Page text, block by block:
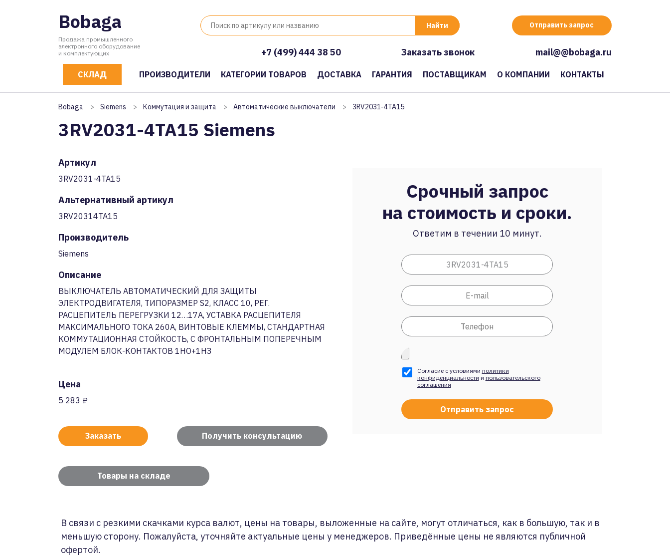
Bobaga
Продажа промышленного
электронного оборудование
и комплектующих
Отправить запрос
+7 (499) 444 38 50 Заказать звонок mail@@bobaga.ru
СКЛАД ПРОИЗВОДИТЕЛИ КАТЕГОРИИ ТОВАРОВ ДОСТАВКА ГАРАНТИЯ ПОСТАВЩИКАМ О КОМПАНИИ КОНТАКТЫ
Bobaga > Siemens > Коммутация и защита > Автоматические выключатели > 3RV2031-4TA15
3RV2031-4TA15 Siemens
Артикул
3RV2031-4TA15
Альтернативный артикул
3RV20314TA15
Производитель
Siemens
Описание
ВЫКЛЮЧАТЕЛЬ АВТОМАТИЧЕСКИЙ ДЛЯ ЗАЩИТЫ
ЭЛЕКТРОДВИГАТЕЛЯ, ТИПОРАЗМЕР S2, КЛАСС 10, РЕГ.
РАСЦЕПИТЕЛЬ ПЕРЕГРУЗКИ 12…17А, УСТАВКА РАСЦЕПИТЕЛЯ
МАКСИМАЛЬНОГО ТОКА 260A, ВИНТОВЫЕ КЛЕММЫ, СТАНДАРТНАЯ
КОММУТАЦИОННАЯ СТОЙКОСТЬ, С ФРОНТАЛЬНЫМ ПОПЕРЕЧНЫМ
МОДУЛЕМ БЛОК-КОНТАКТОВ 1НО+1НЗ
Цена
5 283 ₽
Заказать Получить консультацию
Товары на складе
Срочный запрос
на стоимость и сроки.
Ответим в течении 10 минут.
Согласие с условиями политики
конфиденциальности и пользовательского
соглашения
В связи с резкими скачками курса валют, цены на товары, выложенные на сайте, могут отличаться, как в большую, так и в
меньшую сторону. Пожалуйста, уточняйте актуальные цены у менеджеров. Приведённые цены не являются публичной
офертой.